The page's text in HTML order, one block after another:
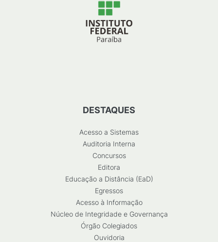
DESTAQUES
Acesso a Sistemas
Auditoria Interna
Concursos
Editora
Educação a Distância (EaD)
Egressos
Acesso à Informação
Núcleo de Integridade e Governança
Órgão Colegiados
Ouvidoria